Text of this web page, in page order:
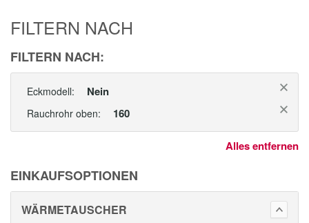
FILTERN NACH
FILTERN NACH:
Eckmodell: Nein
Rauchrohr oben: 160
Alles entfernen
EINKAUFSOPTIONEN
WÄRMETAUSCHER